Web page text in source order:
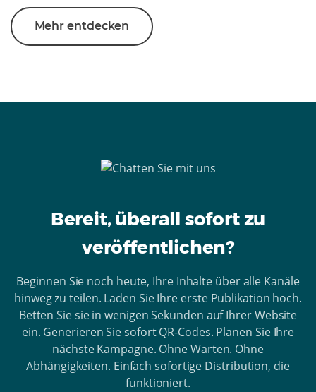
Mehr entdecken
Bereit, überall sofort zu
veröffentlichen?
Beginnen Sie noch heute, Ihre Inhalte über alle Kanäle
hinweg zu teilen. Laden Sie Ihre erste Publikation hoch.
Betten Sie sie in wenigen Sekunden auf Ihrer Website
ein. Generieren Sie sofort QR-Codes. Planen Sie Ihre
nächste Kampagne. Ohne Warten. Ohne
Abhängigkeiten. Einfach sofortige Distribution, die
funktioniert.